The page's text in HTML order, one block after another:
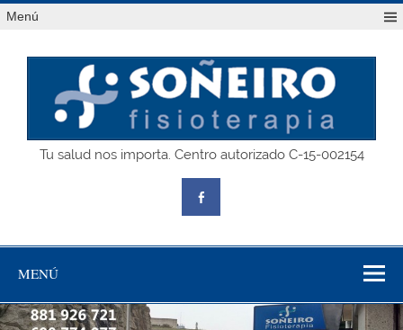
Saltar
alMenú
SOÑEIRO
Tu salud nos importa. Centro autorizado C-15-002154
MENÚ